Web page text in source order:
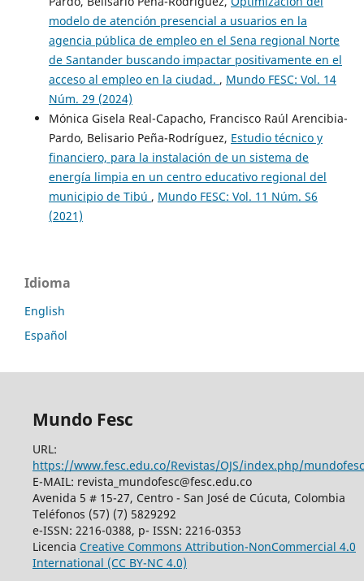
modelo de atención presencial a usuarios en la
agencia pública de empleo en el Sena regional Norte
de Santander buscando impactar positivamente en el
acceso al empleo en la ciudad. , Mundo FESC: Vol. 14
Núm. 29 (2024)
Mónica Gisela Real-Capacho, Francisco Raúl Arencibia-
Pardo, Belisario Peña-Rodríguez, Estudio técnico y
financiero, para la instalación de un sistema de
energía limpia en un centro educativo regional del
municipio de Tibú , Mundo FESC: Vol. 11 Núm. S6
(2021)
Idioma
English
Español
Mundo Fesc
URL:
https://www.fesc.edu.co/Revistas/OJS/index.php/mundofesc
E-MAIL: revista_mundofesc@fesc.edu.co
Avenida 5 # 15-27, Centro - San José de Cúcuta, Colombia
Teléfonos (57) (7) 5829292
e-ISSN: 2216-0388, p- ISSN: 2216-0353
Licencia Creative Commons Attribution-NonCommercial 4.0
International (CC BY-NC 4.0)